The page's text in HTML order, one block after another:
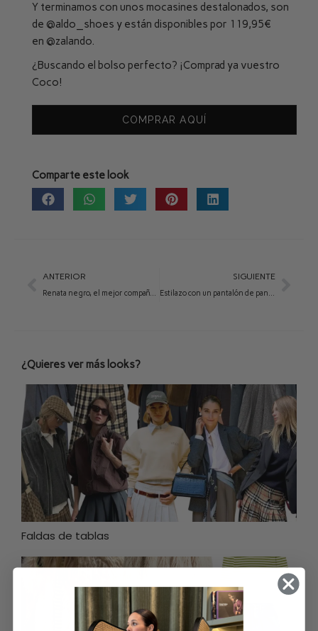
Y terminamos con unos mocasines destalonados, son
de @aldo_shoes y están disponibles por 119,95€
en @zalando.
¿Buscando el bolso perfecto? ¡Comprad ya vuestro
Coco!
COMPRAR AQUÍ
Comparte este look
ANTERIOR
Renata negro, el mejor compañero del día a día
SIGUIENTE
Estilazo con un pantalón de pana y Rita camel
¿Quieres ver más looks?
Faldas de tablas